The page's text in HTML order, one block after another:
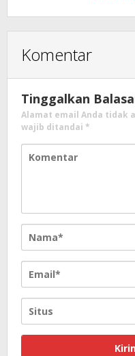
Komentar
Tinggalkan
Alamat email Anda tidak
wajib ditandai *